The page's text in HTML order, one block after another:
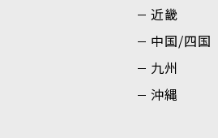
近畿
中国/四国
九州
沖縄